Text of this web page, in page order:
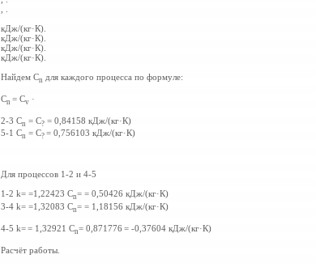
кДж/(кг·К).
кДж/(кг·К).
кДж/(кг·К).
кДж/(кг·К).
Найдем Cn для каждого процесса по формуле:
Cn = Сv ·
2-3 Cn = C? = 0,84158 кДж/(кг·К)
5-1 Cn = C? = 0,756103 кДж/(кг·К)
Для процессов 1-2 и 4-5
1-2 k= =1,22423 Cn= = 0,50426 кДж/(кг·К)
3-4 k= =1,32083 Cn= = 1,18156 кДж/(кг·К)
4-5 k== 1,32921 Cn= 0,871776 = -0,37604 кДж/(кг·К)
Расчёт работы.